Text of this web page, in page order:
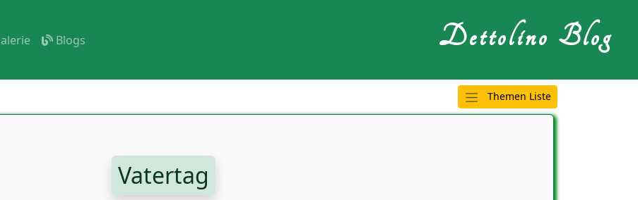
Blogs Dettolino Blog
Themen Liste
Vatertag